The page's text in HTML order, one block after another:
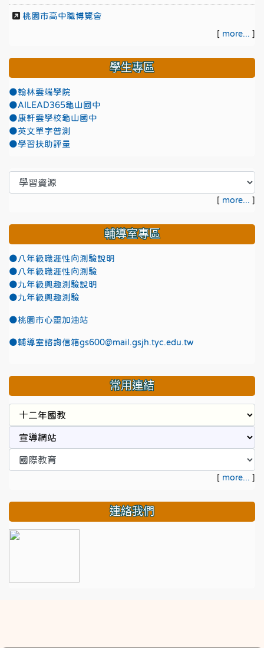
桃園市高中職博覽會
[ more... ]
學生專區
●翰林雲端學院
●AILEAD365龜山國中
●康軒雲學校龜山國中
●英文單字普測
●學習扶助評量
[ more... ]
輔導室專區
●八年級職涯性向測驗說明
●八年級職涯性向測驗
●九年級興趣測驗說明
●九年級興趣測驗
●桃園市心靈加油站
●輔導室諮詢信箱gs600@mail.gsjh.tyc.edu.tw
常用連結
[ more... ]
連絡我們